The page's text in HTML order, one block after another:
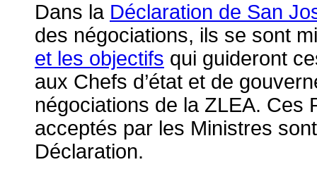
Dans la Déclaration de San
des négociations, ils se sont
et les objectifs qui guideront
aux Chefs d’état et de
négociations de la ZLEA. Ces
acceptés par les Ministres
Déclaration.